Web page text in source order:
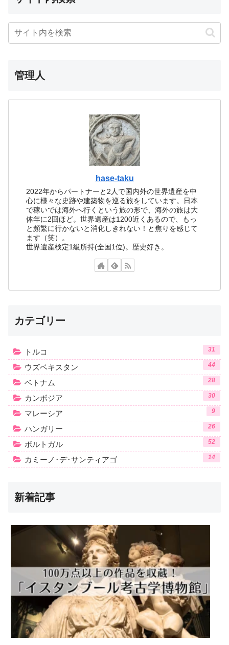
管理人
hase-taku
2022年からパートナーと2人で国内外の世界遺産を中
心に様々な史跡や建築物を巡る旅をしています。日本
で稼いでは海外へ行くという旅の形で、海外の旅は大
体年に2回ほど。世界遺産は1200近くあるので、もっ
と頻繁に行かないと消化しきれない！と焦りを感じて
ます（笑）。
世界遺産検定1級所持(全国1位)。歴史好き。
カテゴリー
トルコ 31
ウズベキスタン 44
ベトナム 28
カンボジア 30
マレーシア 9
ハンガリー 26
ポルトガル 52
カミーノ･デ･サンティアゴ 14
新着記事